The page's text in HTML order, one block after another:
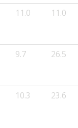
11.0 11.0
9.7 26.5
10.3 23.6